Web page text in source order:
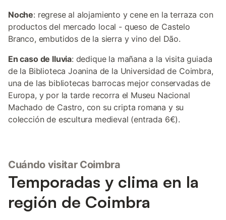
Noche: regrese al alojamiento y cene en la terraza con
productos del mercado local - queso de Castelo
Branco, embutidos de la sierra y vino del Dão.
En caso de lluvia: dedique la mañana a la visita guiada
de la Biblioteca Joanina de la Universidad de Coimbra,
una de las bibliotecas barrocas mejor conservadas de
Europa, y por la tarde recorra el Museu Nacional
Machado de Castro, con su cripta romana y su
colección de escultura medieval (entrada 6€).
Cuándo visitar Coimbra
Temporadas y clima en la
región de Coimbra